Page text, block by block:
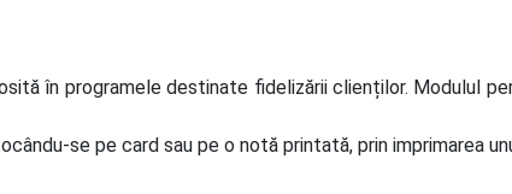
în programele destinate fidelizării clienților. Modulul
se pe card sau pe o notă printată, prin imprimarea